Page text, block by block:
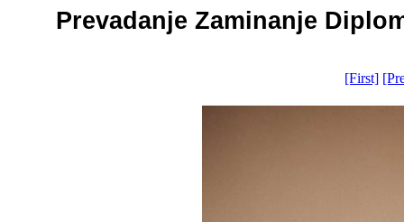
Prevadanje Zaminanje
[First]